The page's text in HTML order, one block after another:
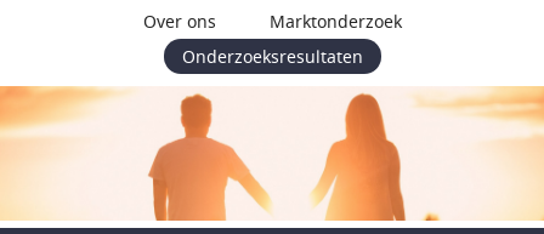
Over ons
Marktonderzoek
Onderzoeksresultaten